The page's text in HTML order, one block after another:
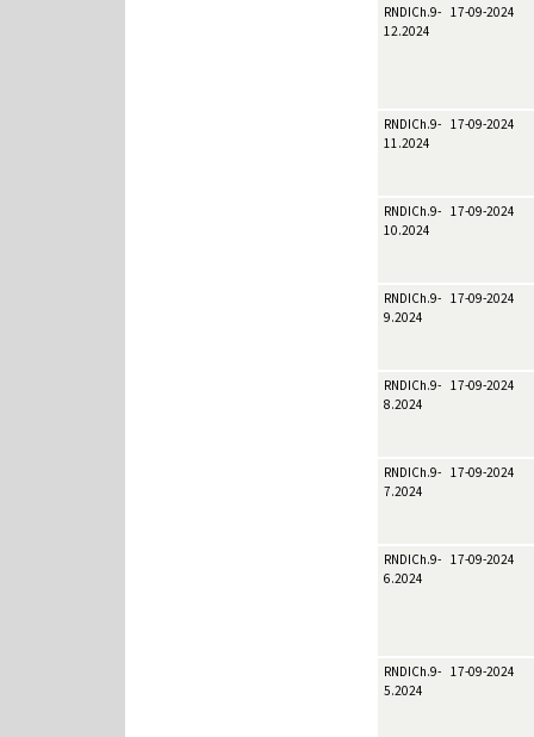
RNDICh.9-
12.2024
17-09-2024
RNDICh.9-
11.2024
17-09-2024
RNDICh.9-
10.2024
17-09-2024
RNDICh.9-
9.2024
17-09-2024
RNDICh.9-
8.2024
17-09-2024
RNDICh.9-
7.2024
17-09-2024
RNDICh.9-
6.2024
17-09-2024
RNDICh.9-
5.2024
17-09-2024